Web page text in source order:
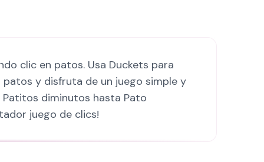
clic en patos. Usa Duckets para
y disfruta de un juego simple y
Patitos diminutos hasta Pato
juego de clics!